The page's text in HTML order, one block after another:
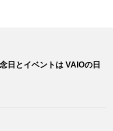
日とイベントは VAIOの日